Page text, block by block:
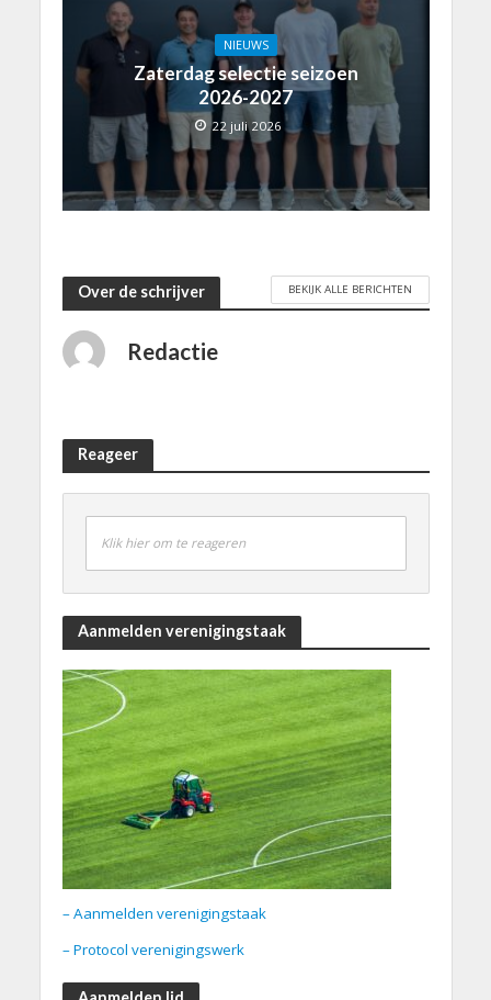
NIEUWS
Zaterdag selectie seizoen
2026-2027
22 juli 2026
Over de schrijver BEKIJK ALLE BERICHTEN
Redactie
Reageer
Klik hier om te reageren
Aanmelden verenigingstaak
– Aanmelden verenigingstaak
– Protocol verenigingswerk